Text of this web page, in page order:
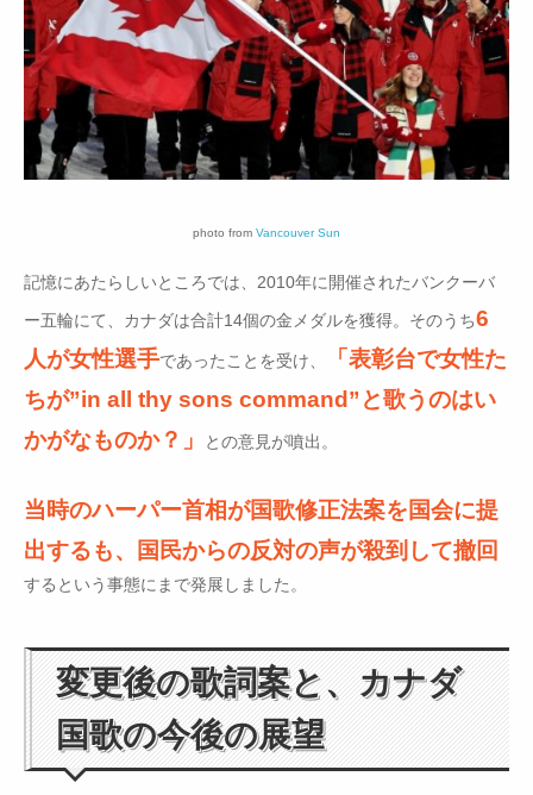
photo from Vancouver Sun
記憶にあたらしいところでは、2010年に開催されたバンクーバ
ー五輪にて、カナダは合計14個の金メダルを獲得。そのうち6
人が女性選手であったことを受け、
「表彰台で女性た
ちが”in all thy sons command”と歌うのはい
かがなものか？」
との意見が噴出。
当時のハーパー首相が国歌修正法案を国会に提
出するも、国民からの反対の声が殺到して撤回
するという事態にまで発展しました。
変更後の歌詞案と、カナダ
国歌の今後の展望